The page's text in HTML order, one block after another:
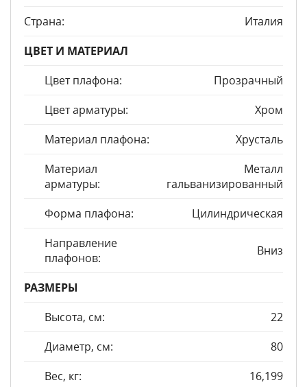
Страна:
Италия
ЦВЕТ И МАТЕРИАЛ
Цвет плафона:
Прозрачный
Цвет арматуры:
Хром
Материал плафона:
Хрусталь
Материал
арматуры:
Металл
гальванизированный
Форма плафона:
Цилиндрическая
Направление
плафонов:
Вниз
РАЗМЕРЫ
Высота, см:
22
Диаметр, см:
80
Вес, кг:
16,199